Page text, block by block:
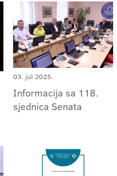
03. jul 2025.
Informacija sa 118.
sjednica Senata